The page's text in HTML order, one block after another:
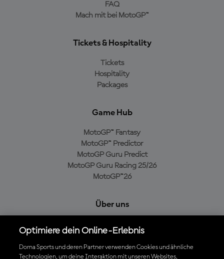
FAQ
Mach mit bei MotoGP™
Tickets & Hospitality
Tickets
Hospitality
Packages
Game Hub
MotoGP™ Fantasy
MotoGP™ Predictor
MotoGP Guru Predict
MotoGP Guru Racing 25/26
MotoGP™26
Über uns
Cookie-Richtlinien
Geschäftsbedingungen
Optimiere dein Online-Erlebnis
Dorna Sports und deren Partner verwenden Cookies und ähnliche
Technologien, um deine Interaktion mit unseren Websites,